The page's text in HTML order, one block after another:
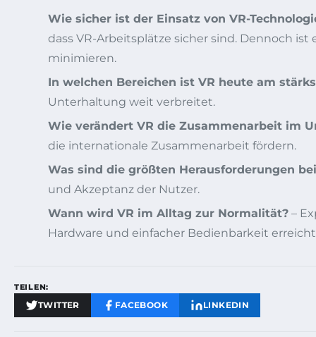
Wie sicher ist der Einsatz von VR-
dass VR-Arbeitsplätze sicher sind. Dennoch
minimieren.
In welchen Bereichen ist VR heute am
Unterhaltung weit verbreitet.
Wie verändert VR die Zusammenarbeit im
die internationale Zusammenarbeit fördern.
Was sind die größten Herausforderungen
und Akzeptanz der Nutzer.
Wann wird VR im Alltag zur Normalität? –
Hardware und einfacher Bedienbarkeit
TEILEN:
TWITTER FACEBOOK LINKEDIN